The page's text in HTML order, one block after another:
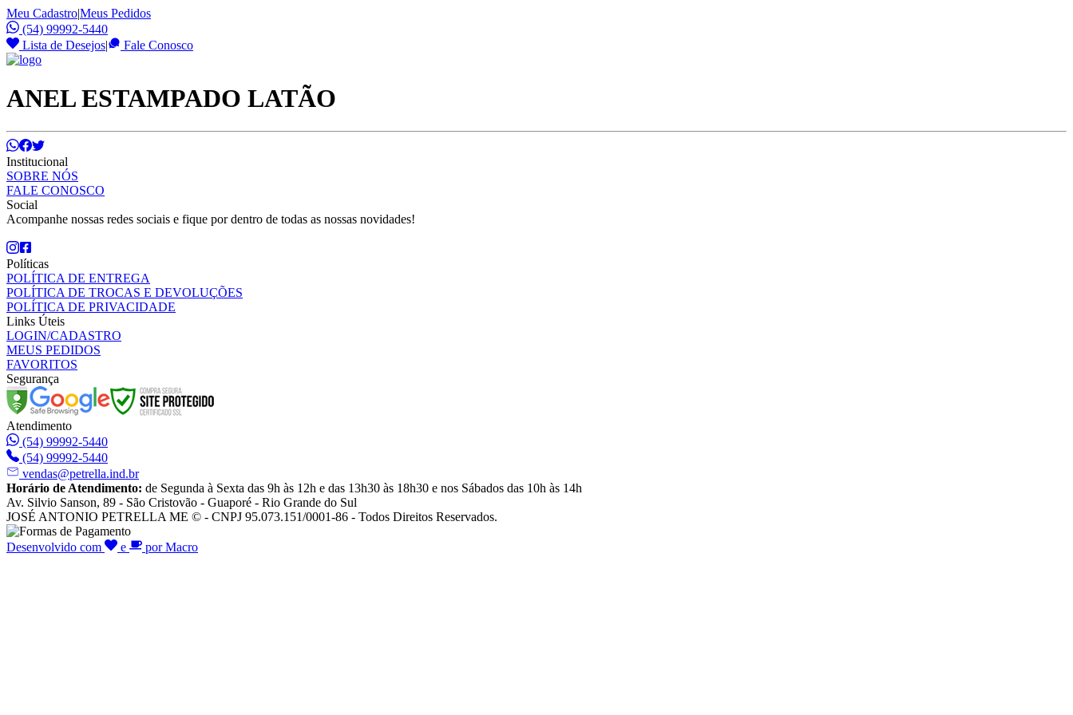
Meu Cadastro|Meus Pedidos
(54) 99992-5440
Lista de Desejos| Fale Conosco
ANEL ESTAMPADO LATÃO
Institucional
SOBRE NÓS
FALE CONOSCO
Social
Acompanhe nossas redes sociais e fique por dentro de todas as nossas novidades!
Políticas
POLÍTICA DE ENTREGA
POLÍTICA DE TROCAS E DEVOLUÇÕES
POLÍTICA DE PRIVACIDADE
Links Úteis
LOGIN/CADASTRO
MEUS PEDIDOS
FAVORITOS
Segurança
Atendimento
(54) 99992-5440
(54) 99992-5440
vendas@petrella.ind.br
Horário de Atendimento: de Segunda à Sexta das 9h às 12h e das 13h30 às 18h30 e nos Sábados das 10h às 14h
Av. Silvio Sanson, 89 - São Cristovão - Guaporé - Rio Grande do Sul
JOSÉ ANTONIO PETRELLA ME © - CNPJ 95.073.151/0001-86 - Todos Direitos Reservados.
Desenvolvido com e por Macro